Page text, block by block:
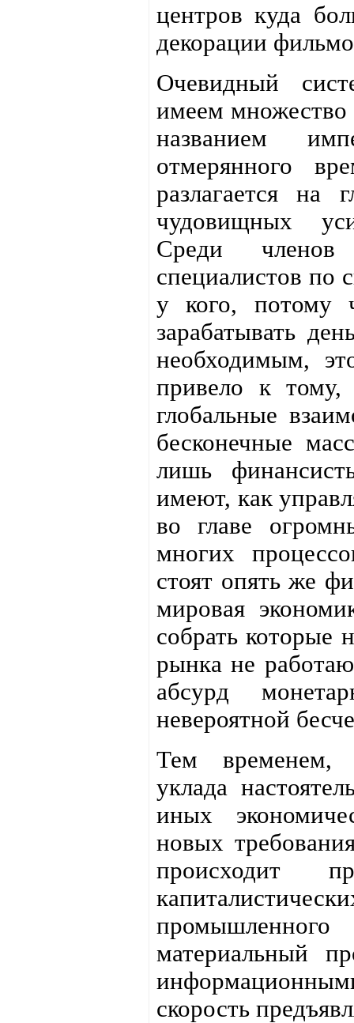
центров куда
декорации
Очевидный
имеем
названием
отмерянного
разлагается на
чудовищных
Среди членов
специалистов по
у кого, потому
зарабатывать
необходимым,
привело к тому,
глобальные
бесконечные
лишь
имеют, как
во главе
многих
стоят опять же
мировая
собрать которые
рынка не
абсурд
невероятной
Тем временем,
уклада
иных
новых
происходит
материальный
скорость